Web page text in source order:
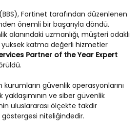
Fortinet tarafından düzenlenen
önemli bir başarıyla döndü.
alanındaki uzmanlığı, müşteri odaklı
yüksek katma değerli hizmetler
Partner of the Year Expert
kurumların güvenlik operasyonlarını
ve siber güvenlik
uluslararası ölçekte takdir
niteliğindedir.